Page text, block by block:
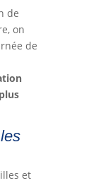
de
on
de
et